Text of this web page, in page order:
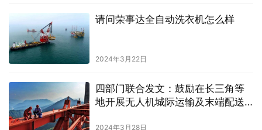
请问荣事达全自动洗衣机怎么样
2024年3月22日
四部门联合发文：鼓励在长三角等
地开展无人机城际运输及末端配送
2024年3月28日